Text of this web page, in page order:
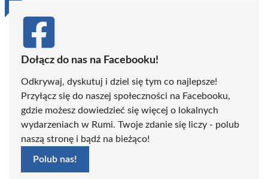
Dołącz do nas na Facebooku!
Odkrywaj, dyskutuj i dziel się tym co najlepsze!
Przyłącz się do naszej społeczności na Facebooku,
gdzie możesz dowiedzieć się więcej o lokalnych
wydarzeniach w Rumi. Twoje zdanie się liczy - polub
naszą stronę i bądź na bieżąco!
Polub nas!